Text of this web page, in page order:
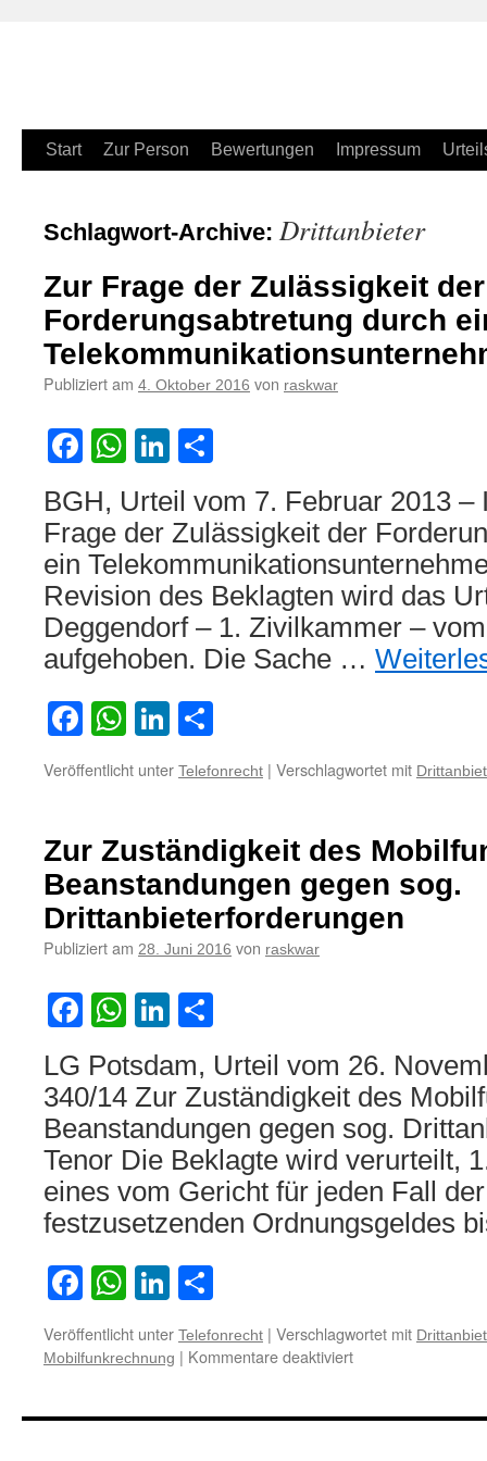
Zum
springen
Start Zur Person Bewertungen Impressum
Schlagwort-Archive: Drittanbieter
Zur Frage der Zulässigkeit der
Forderungsabtretung durch
Publiziert am 4. Oktober 2016 von raskwar
Facebook
WhatsApp
LinkedIn
BGH, Urteil vom 7. Februar 2013 –
Frage der Zulässigkeit der
ein
Revision des Beklagten wird das
Deggendorf – 1. Zivilkammer –
aufgehoben. Die Sache …
Facebook
WhatsApp
LinkedIn
Veröffentlicht unter Telefonrecht | Verschlagwortet mit
Zur Zuständigkeit des
Beanstandungen gegen sog.
Drittanbieterforderungen
Publiziert am 28. Juni 2016 von raskwar
Facebook
WhatsApp
LinkedIn
LG Potsdam, Urteil vom 26.
340/14 Zur Zuständigkeit des
Beanstandungen gegen sog.
Tenor Die Beklagte wird verurteilt,
eines vom Gericht für jeden Fall
festzusetzenden Ordnungsgeldes
Facebook
WhatsApp
LinkedIn
Veröffentlicht unter Telefonrecht | Verschlagwortet mit
Mobilfunkrechnung | Kommentare deaktiviertfür
des